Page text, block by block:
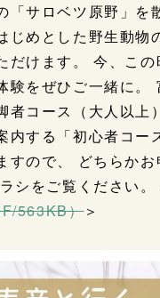
「サロベツ原野」を
じめとした野生動物
だけます。 今、こ
験をぜひご一緒に。
者コース（大人以上
内する「初心者コー
すので、 どちらかお
シをご覧ください
563KB）＞